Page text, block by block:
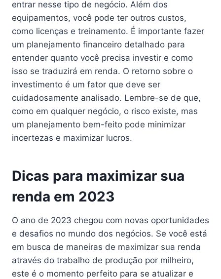
entrar nesse tipo de negócio. Além dos
equipamentos, você pode ter outros custos,
como licenças e treinamento. É importante fazer
um planejamento financeiro detalhado para
entender quanto você precisa investir e como
isso se traduzirá em renda. O retorno sobre o
investimento é um fator que deve ser
cuidadosamente analisado. Lembre-se de que,
como em qualquer negócio, o risco existe, mas
um planejamento bem-feito pode minimizar
incertezas e maximizar lucros.
Dicas para maximizar sua
renda em 2023
O ano de 2023 chegou com novas oportunidades
e desafios no mundo dos negócios. Se você está
em busca de maneiras de maximizar sua renda
através do trabalho de produção por milheiro,
este é o momento perfeito para se atualizar e